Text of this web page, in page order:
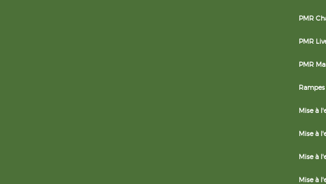
PMR
PMR
PMR
Mise à
Mise à
Mise à
Mise à